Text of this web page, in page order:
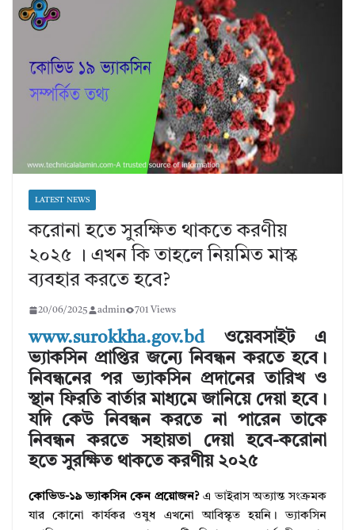
LATEST NEWS
করোনা হতে সুরক্ষিত থাকতে করণীয়
২০২৫ । এখন কি তাহলে নিয়মিত মাস্ক
ব্যবহার করতে হবে?
20/06/2025 admin 701 Views
www.surokkha.gov.bdওয়েবসাইট এ
ভ্যাকসিন প্রাপ্তির জন্যে নিবন্ধন করতে হবে।
নিবন্ধনের পর ভ্যাকসিন প্রদানের তারিখ ও
স্থান ফিরতি বার্তার মাধ্যমে জানিয়ে দেয়া হবে।
যদি কেউ নিবন্ধন করতে না পারেন তাকে
নিবন্ধন করতে সহায়তা দেয়া হবে-করোনা
হতে সুরক্ষিত থাকতে করণীয় ২০২৫
কোভিড-১৯ ভ্যাকসিন কেন প্রয়োজন? এ ভাইরাস অত্যান্ত সংক্রমক
যার কোনো কার্যকর ওষুধ এখনো আবিস্কৃত হয়নি। ভ্যাকসিন